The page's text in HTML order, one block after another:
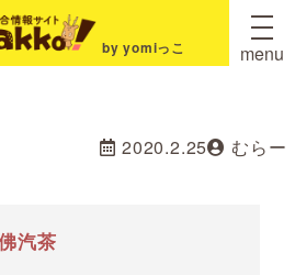
by yomiっこ menu
2020.2.25 むらー
汽茶